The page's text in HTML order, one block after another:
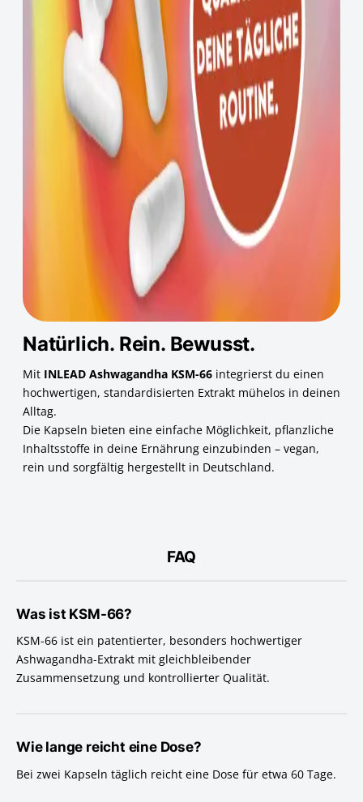
Natürlich. Rein. Bewusst.
Mit INLEAD Ashwagandha KSM-66 integrierst du einen
hochwertigen, standardisierten Extrakt mühelos in deinen
Alltag.
Die Kapseln bieten eine einfache Möglichkeit, pflanzliche
Inhaltsstoffe in deine Ernährung einzubinden – vegan,
rein und sorgfältig hergestellt in Deutschland.
FAQ
Was ist KSM-66?
KSM-66 ist ein patentierter, besonders hochwertiger
Ashwagandha-Extrakt mit gleichbleibender
Zusammensetzung und kontrollierter Qualität.
Wie lange reicht eine Dose?
Bei zwei Kapseln täglich reicht eine Dose für etwa 60 Tage.